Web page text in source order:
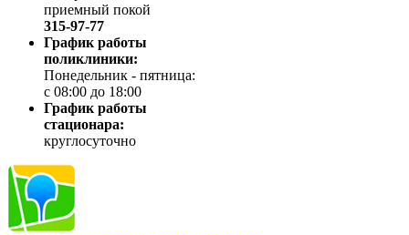
приемный покой
315-97-77
График работы
поликлиники:
Понедельник - пятница:
с 08:00 до 18:00
График работы
стационара:
круглосуточно